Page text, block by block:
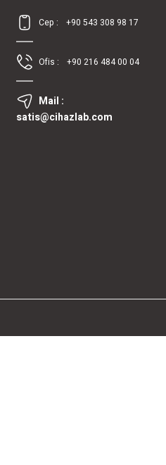
Cep : +90 543 308 98 17
Ofis : +90 216 484 00 04
Mail :
satis@cihazlab.com